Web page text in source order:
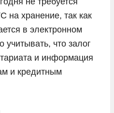
на хранение, так как
в электронном
что залог
и информация
и кредитным